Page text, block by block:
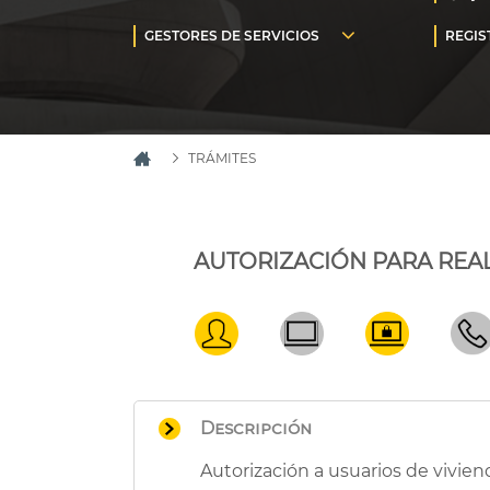
TRÁMITES
AUTORIZACIÓN PARA
Descripción
Autorización a usuarios de